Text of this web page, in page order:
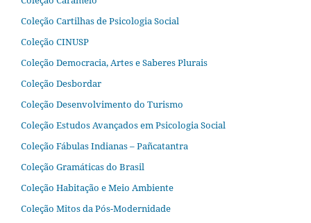
Coleção Cartilhas de Psicologia Social
Coleção CINUSP
Coleção Democracia, Artes e Saberes Plurais
Coleção Desbordar
Coleção Desenvolvimento do Turismo
Coleção Estudos Avançados em Psicologia Social
Coleção Fábulas Indianas – Pañcatantra
Coleção Gramáticas do Brasil
Coleção Habitação e Meio Ambiente
Coleção Mitos da Pós-Modernidade